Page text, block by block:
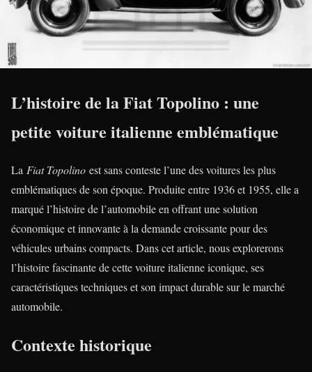
L’histoire de la Fiat Topolino : une
petite voiture italienne emblématique
La Fiat Topolino est sans conteste l’une des voitures les plus
emblématiques de son époque. Produite entre 1936 et 1955, elle a
marqué l’histoire de l’automobile en offrant une solution
économique et innovante à la demande croissante pour des
véhicules urbains compacts. Dans cet article, nous explorerons
l’histoire fascinante de cette voiture italienne iconique, ses
caractéristiques techniques et son impact durable sur le marché
automobile.
Contexte historique